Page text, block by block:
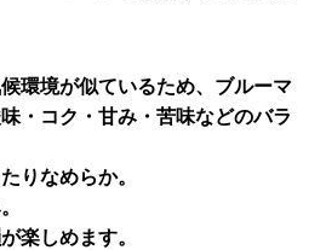
環境が似ているため、ブルーマ
・コク・甘み・苦味などのバラ
りなめらか。
楽しめます。